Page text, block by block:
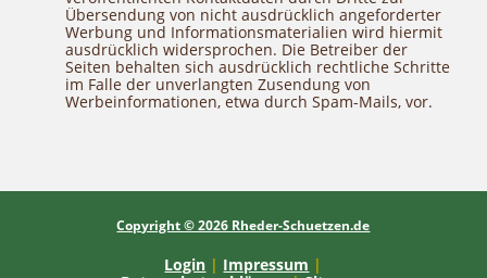
Übersendung von nicht ausdrücklich angeforderter
Werbung und Informationsmaterialien wird hiermit
ausdrücklich widersprochen. Die Betreiber der
Seiten behalten sich ausdrücklich rechtliche Schritte
im Falle der unverlangten Zusendung von
Werbeinformationen, etwa durch Spam-Mails, vor.
Copyright © 2026 Rheder-Schuetzen.de
Login | Impressum |